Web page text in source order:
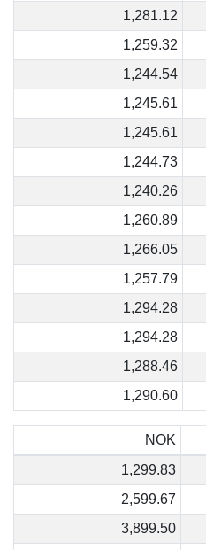
1,281.12
1,259.32
1,244.54
1,245.61
1,245.61
1,244.73
1,240.26
1,260.89
1,266.05
1,257.79
1,294.28
1,294.28
1,288.46
1,290.60
NOK
1,299.83
2,599.67
3,899.50